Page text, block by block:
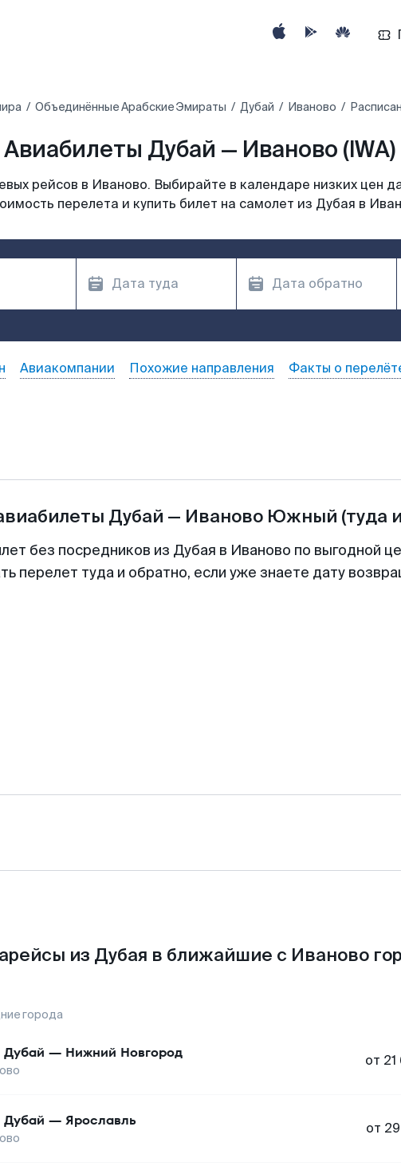
Объединённые Арабские Эмираты Дубай Иваново
Авиабилеты Дубай — Иваново (IWA)
рейсов в Иваново. Выбирайте в календаре низких цен
перелета и купить билет на самолет из Дубая в
Авиакомпании Похожие направления Факты о
Дубай — Иваново Южный (туда
без посредников из Дубая в Иваново по выгодной
перелет туда и обратно, если уже знаете дату
из Дубая в ближайшие с Иваново
города
Дубай — Нижний Новгород от
Дубай — Ярославль от